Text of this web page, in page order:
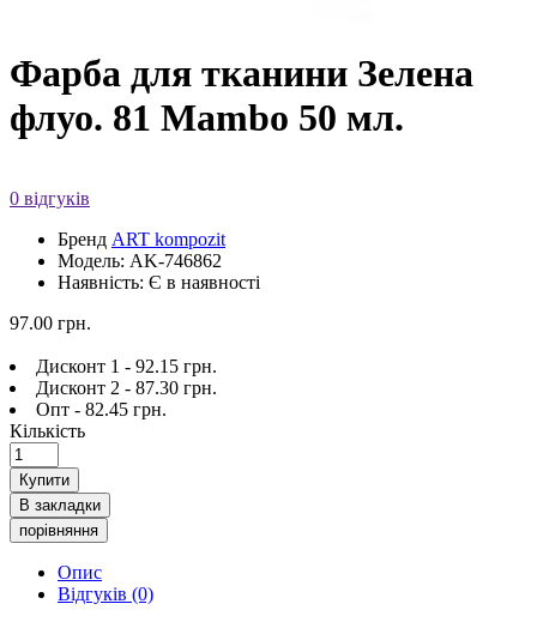
Фарба для тканини Зелена
флуо. 81 Mambo 50 мл.
0 відгуків
Бренд ART kompozit
Модель: AK-746862
Наявність: Є в наявності
97.00 грн.
Дисконт 1 - 92.15 грн.
Дисконт 2 - 87.30 грн.
Опт - 82.45 грн.
Кількість
Купити
В закладки
порівняння
Опис
Відгуків (0)